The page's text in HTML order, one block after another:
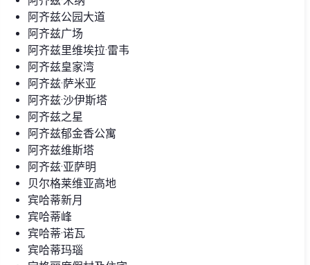
阿齐兹公园大道
阿齐兹广场
阿齐兹里维埃拉·雷韦
阿齐兹皇家湾
阿齐兹·萨米亚
阿齐兹·沙伊斯塔
阿齐兹之星
阿齐兹郁金香公寓
阿齐兹维斯塔
阿齐兹·亚萨明
贝尔格莱维亚高地
宾哈蒂新月
宾哈蒂峰
宾哈蒂·诺瓦
宾哈蒂玛瑙